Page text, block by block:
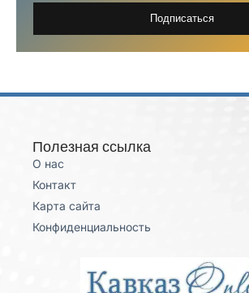
Подписаться
Полезная ссылка
О нас
Контакт
Карта сайта
Конфиденциальность